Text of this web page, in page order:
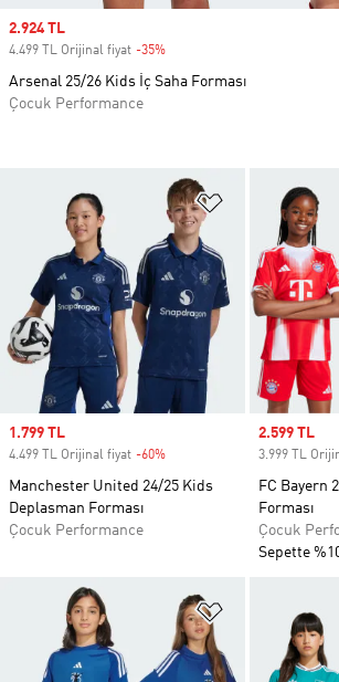
Favori
Sale price
1.799 TL
4.499 TL Orijinal fiyat -60%
Manchester United 24/25 Kids
Deplasman Forması
Çocuk Performance
Sale price
2.599 TL
3.999 TL
FC Bayern
Forması
Çocuk
Sepette
Sale price
2.924 TL
4.499 TL Orijinal fiyat -35%
Arsenal 25/26 Kids İç Saha Forması
Çocuk Performance